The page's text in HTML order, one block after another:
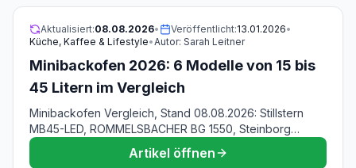
Aktualisiert:08.08.2026• Veröffentlicht:13.01.2026•
Küche, Kaffee & Lifestyle•Autor: Sarah Leitner
Minibackofen 2026: 6 Modelle von 15 bis
45 Litern im Vergleich
Minibackofen Vergleich, Stand 08.08.2026: Stillstern
MB45-LED, ROMMELSBACHER BG 1550, Steinborg
3012A, OptimumX 20 L, CASO TO 20 und Steinborg 3017
— mit Watt je Liter, maximalem Pizzadurchmesser,
Artikel öffnen